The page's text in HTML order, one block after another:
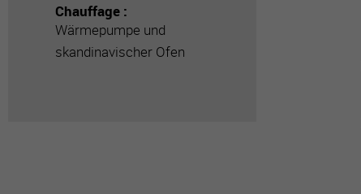
Chauffage :
Wärmepumpe und
skandinavischer Ofen